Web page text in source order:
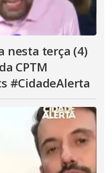
nesta terça (4)
CPTM
#CidadeAlerta